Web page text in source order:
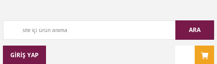
ARA
GİRİŞ YAP